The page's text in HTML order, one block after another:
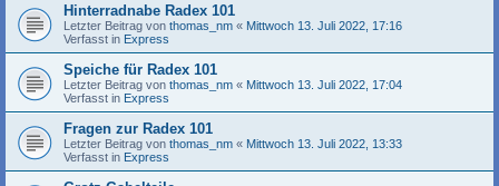
Hinterradnabe Radex 101
Letzter Beitrag von thomas_nm « Mittwoch 13. Juli 2022, 17:16
Verfasst in Express
Speiche für Radex 101
Letzter Beitrag von thomas_nm « Mittwoch 13. Juli 2022, 17:04
Verfasst in Express
Fragen zur Radex 101
Letzter Beitrag von thomas_nm « Mittwoch 13. Juli 2022, 13:33
Verfasst in Express